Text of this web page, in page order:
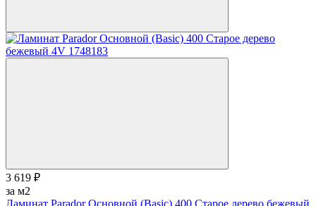
3 619 ₽
за м2
Ламинат Parador Основной (Basic) 400 Старое дерево бежевый